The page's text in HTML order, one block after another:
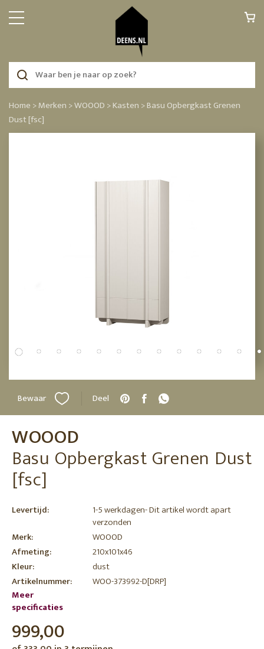
Home >Merken >WOOOD >Kasten >Basu Opbergkast Grenen
Dust [fsc]
Bewaar Deel
WOOOD
Basu Opbergkast Grenen Dust
[fsc]
Levertijd:
1-5 werkdagen- Dit artikel wordt apart
verzonden
Merk:
WOOOD
Afmeting:
210x101x46
Kleur:
dust
Artikelnummer:
WOO-373992-D[DRP]
Meer
specificaties
999,00